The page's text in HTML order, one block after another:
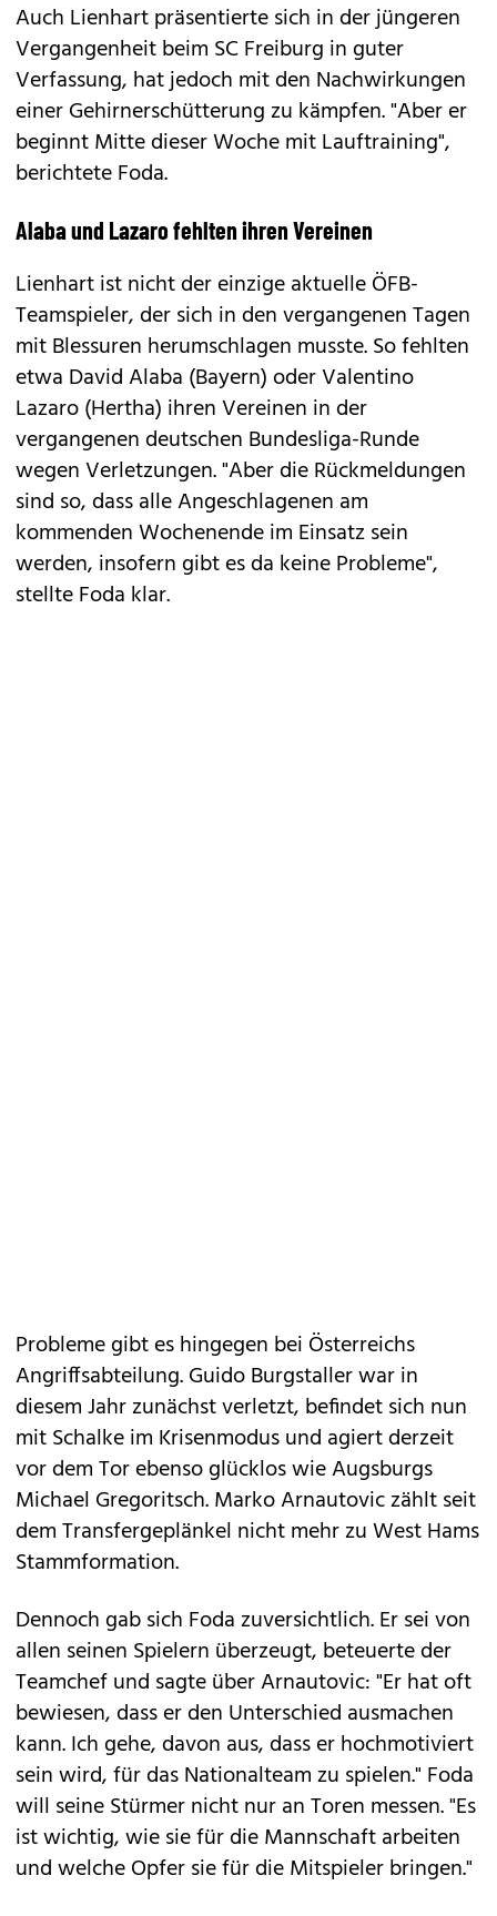
Auch Lienhart präsentierte sich in der jüngeren
Vergangenheit beim SC Freiburg in guter
Verfassung, hat jedoch mit den Nachwirkungen
einer Gehirnerschütterung zu kämpfen. "Aber er
beginnt Mitte dieser Woche mit Lauftraining",
berichtete Foda.
Alaba und Lazaro fehlten ihren Vereinen
Lienhart ist nicht der einzige aktuelle ÖFB-
Teamspieler, der sich in den vergangenen Tagen
mit Blessuren herumschlagen musste. So fehlten
etwa David Alaba (Bayern) oder Valentino
Lazaro (Hertha) ihren Vereinen in der
vergangenen deutschen Bundesliga-Runde
wegen Verletzungen. "Aber die Rückmeldungen
sind so, dass alle Angeschlagenen am
kommenden Wochenende im Einsatz sein
werden, insofern gibt es da keine Probleme",
stellte Foda klar.
Probleme gibt es hingegen bei Österreichs
Angriffsabteilung. Guido Burgstaller war in
diesem Jahr zunächst verletzt, befindet sich nun
mit Schalke im Krisenmodus und agiert derzeit
vor dem Tor ebenso glücklos wie Augsburgs
Michael Gregoritsch. Marko Arnautovic zählt seit
dem Transfergeplänkel nicht mehr zu West Hams
Stammformation.
Dennoch gab sich Foda zuversichtlich. Er sei von
allen seinen Spielern überzeugt, beteuerte der
Teamchef und sagte über Arnautovic: "Er hat oft
bewiesen, dass er den Unterschied ausmachen
kann. Ich gehe, davon aus, dass er hochmotiviert
sein wird, für das Nationalteam zu spielen." Foda
will seine Stürmer nicht nur an Toren messen. "Es
ist wichtig, wie sie für die Mannschaft arbeiten
und welche Opfer sie für die Mitspieler bringen."